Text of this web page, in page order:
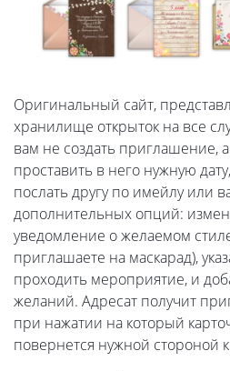
Оригинальный сайт,
хранилище открыток на все
вам не создать приглашение,
проставить в него нужную
послать другу по имейлу или
дополнительных опций:
уведомление о желаемом
приглашаете на маскарад),
проходить мероприятие, и
желаний. Адресат получит
при нажатии на который
повернется нужной стороной